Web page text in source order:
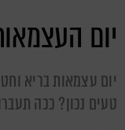
יום
יום עצמאות בריא
טעים נכון? ככה